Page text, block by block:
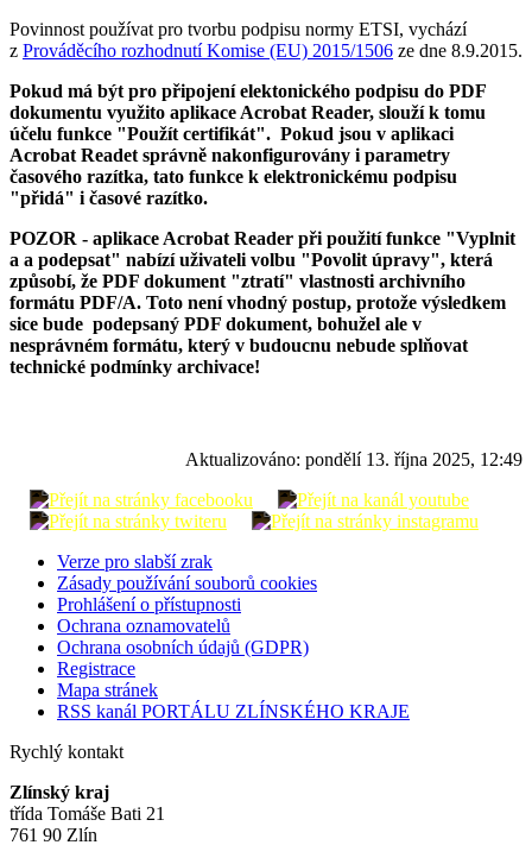
Povinnost používat pro tvorbu podpisu normy ETSI, vychází
z Prováděcího rozhodnutí Komise (EU) 2015/1506 ze dne 8.9.2015.
Pokud má být pro připojení elektonického podpisu do PDF
dokumentu využito aplikace Acrobat Reader, slouží k tomu
účelu funkce "Použít certifikát". Pokud jsou v aplikaci
Acrobat Readet správně nakonfigurovány i parametry
časového razítka, tato funkce k elektronickému podpisu
"přidá" i časové razítko.
POZOR - aplikace Acrobat Reader při použití funkce "Vyplnit
a a podepsat" nabízí uživateli volbu "Povolit úpravy", která
způsobí, že PDF dokument "ztratí" vlastnosti archivního
formátu PDF/A. Toto není vhodný postup, protože výsledkem
sice bude podepsaný PDF dokument, bohužel ale v
nesprávném formátu, který v budoucnu nebude splňovat
technické podmínky archivace!
Aktualizováno: pondělí 13. října 2025, 12:49
Verze pro slabší zrak
Zásady používání souborů cookies
Prohlášení o přístupnosti
Ochrana oznamovatelů
Ochrana osobních údajů (GDPR)
Registrace
Mapa stránek
RSS kanál PORTÁLU ZLÍNSKÉHO KRAJE
Rychlý kontakt
Zlínský kraj
třída Tomáše Bati 21
761 90 Zlín